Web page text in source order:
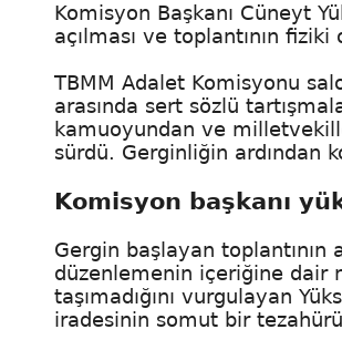
Komisyon Başkanı Cüneyt
açılması ve toplantının
TBMM Adalet Komisyonu
arasında sert sözlü
kamuoyundan ve
sürdü. Gerginliğin ardından
Komisyon başkanı
Gergin başlayan toplantının
düzenlemenin içeriğine dair
taşımadığını vurgulayan
iradesinin somut bir